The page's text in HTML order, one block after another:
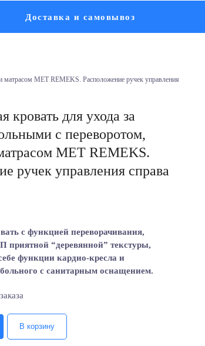
Доставка и самовывоз
матрасом МЕТ REMEKS. Расположение ручек управления
кровать для ухода за
с переворотом,
МЕТ REMEKS.
ручек управления справа
с функцией переворачивания,
приятной “деревянной” текстуры,
функции кардио-кресла и
с санитарным оснащением.
В корзину